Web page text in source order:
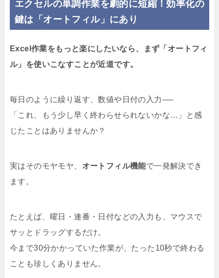
エクセルの単調作業を劇的に短縮！効率化の
鍵は「オートフィル」にあり
Excel作業をもっと楽にしたいなら、まず「オートフィ
ル」を使いこなすことが近道です。
毎日のように繰り返す、数値や日付の入力──
「これ、もう少し早く終わらせられないかな…」と感
じたことはありませんか？
実はそのモヤモヤ、 オートフィル機能で一発解決でき
ます。
たとえば、曜日・連番・日付などの入力も、マウスで
サッとドラッグするだけ。
今まで30分かかっていた作業が、たった10秒で終わる
ことも珍しくありません。